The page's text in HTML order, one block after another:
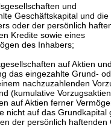
und
Geschäftskapital und
oder der persönlich
Kredite sowie eines
des Inhabers;
auf Aktien
das eingezahlte Grund-
nachzuzahlenden
(kumulative
auf Aktien ferner
nicht auf das Grundkapital
der persönlich haftenden